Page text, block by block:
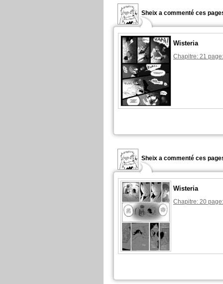
Sheix a commenté ces
Wisteria
Chapitre: 21
Sheix a commenté ces
Wisteria
Chapitre: 20